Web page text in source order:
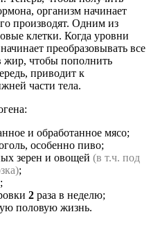
организм начинает
производят. Одним из
клетки. Когда уровни
преобразовывать все
жир, чтобы пополнить
приводит к
части тела.
и обработанное мясо;
особенно пиво;
зерен и овощей (в т.ч. под
;
2 раза в неделю;
половую жизнь.